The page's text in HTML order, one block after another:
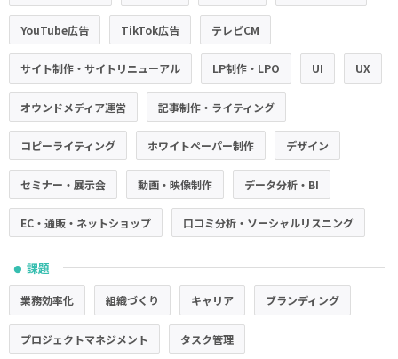
YouTube広告 TikTok広告 テレビCM
サイト制作・サイトリニューアル LP制作・LPO UI UX
オウンドメディア運営 記事制作・ライティング
コピーライティング ホワイトペーパー制作 デザイン
セミナー・展示会 動画・映像制作 データ分析・BI
EC・通販・ネットショップ 口コミ分析・ソーシャルリスニング
● 課題
業務効率化 組織づくり キャリア ブランディング
プロジェクトマネジメント タスク管理